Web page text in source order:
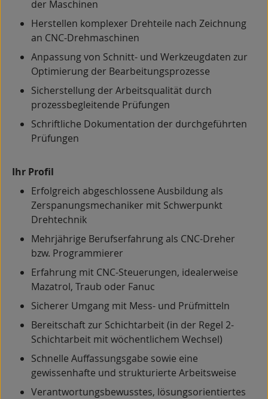
der Maschinen
Herstellen komplexer Drehteile nach Zeichnung
an CNC-Drehmaschinen
Anpassung von Schnitt- und Werkzeugdaten zur
Optimierung der Bearbeitungsprozesse
Sicherstellung der Arbeitsqualität durch
prozessbegleitende Prüfungen
Schriftliche Dokumentation der durchgeführten
Prüfungen
Ihr Profil
Erfolgreich abgeschlossene Ausbildung als
Zerspanungsmechaniker mit Schwerpunkt
Drehtechnik
Mehrjährige Berufserfahrung als CNC-Dreher
bzw. Programmierer
Erfahrung mit CNC-Steuerungen, idealerweise
Mazatrol, Traub oder Fanuc
Sicherer Umgang mit Mess- und Prüfmitteln
Bereitschaft zur Schichtarbeit (in der Regel 2-
Schichtarbeit mit wöchentlichem Wechsel)
Schnelle Auffassungsgabe sowie eine
gewissenhafte und strukturierte Arbeitsweise
Verantwortungsbewusstes, lösungsorientiertes